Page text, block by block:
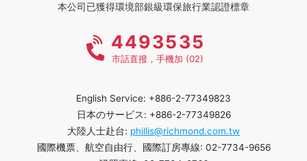
本公司已獲得環境部銀級環保旅行業認證標章
4493535
市話直撥，手機加 (02)
English Service: +886-2-77349823
日本のサービス: +886-2-77349826
大陸人士赴台: phillis@richmond.com.tw
國際機票、航空自由行、國際訂房專線: 02-7734-9656